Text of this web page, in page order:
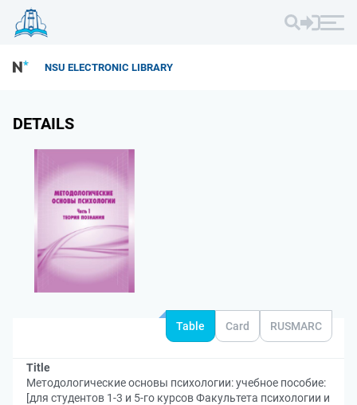
NSU ELECTRONIC LIBRARY
DETAILS
Table Card RUSMARC
Title
Методологические основы психологии: учебное пособие:
[для студентов 1-3 и 5-го курсов Факультета психологии и